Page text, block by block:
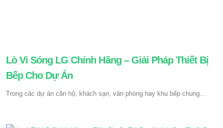
Lò Vi Sóng LG Chính Hãng – Giải Pháp Thiết Bị
Bếp Cho Dự Án
Trong các dự án căn hộ, khách sạn, văn phòng hay khu bếp chung...